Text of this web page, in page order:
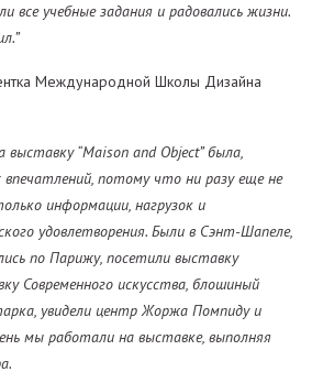
все учебные задания и радовались жизни.
Международной Школы Дизайна
“Maison and Object” была,
впечатлений, потому что ни разу еще не
информации, нагрузок и
удовлетворения. Были в Сэнт-Шапеле,
по Парижу, посетили выставку
Современного искусства, блошиный
увидели центр Жоржа Помпиду и
мы работали на выставке, выполняя